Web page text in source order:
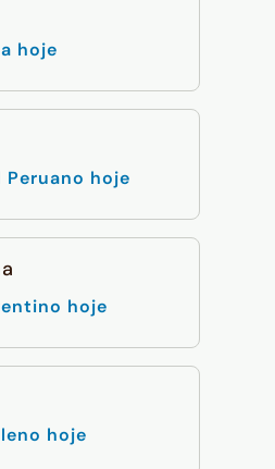
hoje
Peruano hoje
hoje
hoje